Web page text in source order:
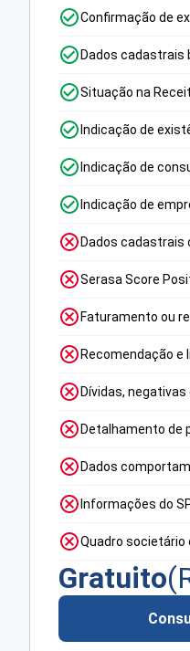
Confirmação de
Dados cadastrais
Situação na
Indicação de
Indicação de
Indicação de
Dados cadastrais
Serasa Score
Faturamento ou
Recomendação e
Dívidas,
Detalhamento de
Dados
Informações do
Quadro
Gratuito